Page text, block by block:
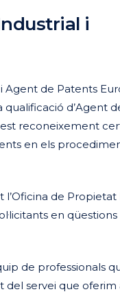
i
Agent de Patents
d’Agent
reconeixement
en els
de Propietat
en qüestions
de professionals
del servei que oferim